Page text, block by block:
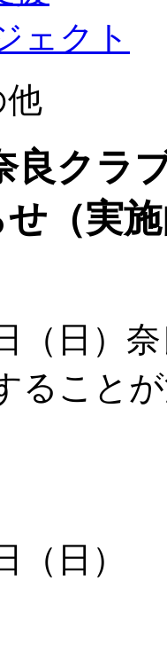
ェクト
他
良クラ
（実
（日）
ること
（日）